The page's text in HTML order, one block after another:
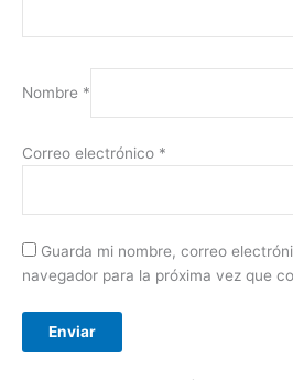
Nombre *
Correo electrónico *
Guarda mi nombre, correo
navegador para la próxima vez que